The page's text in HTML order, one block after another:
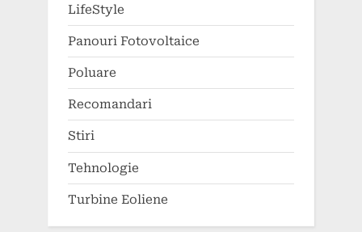
LifeStyle
Panouri Fotovoltaice
Poluare
Recomandari
Stiri
Tehnologie
Turbine Eoliene